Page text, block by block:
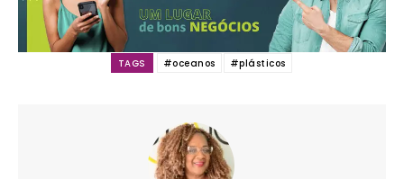
TAGS #oceanos #plásticos